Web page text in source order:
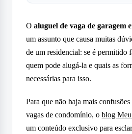
O aluguel de vaga de garagem
um assunto que causa muitas
de um residencial: se é permitido
quem pode alugá-la e quais as
necessárias para isso.
Para que não haja mais
vagas de condomínio, o blog
um conteúdo exclusivo para